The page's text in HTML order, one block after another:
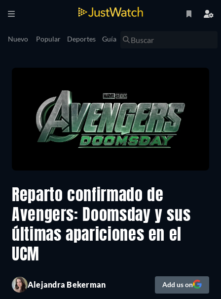
Nuevo Popular Deportes Guía
Reparto confirmado de
Avengers: Doomsday y sus
últimas apariciones en el
UCM
Alejandra Bekerman Add us on